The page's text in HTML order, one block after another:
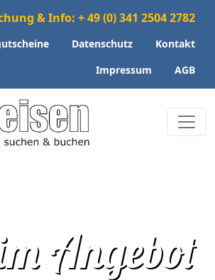
& Info: + 49 (0) 341 2504 2782
Datenschutz
Kontakt
Impressum
AGB
Angebot